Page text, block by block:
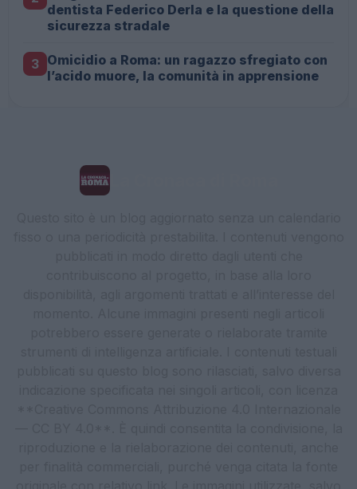
dentista Federico Derla e la questione della
sicurezza stradale
3 Omicidio a Roma: un ragazzo sfregiato con
l’acido muore, la comunità in apprensione